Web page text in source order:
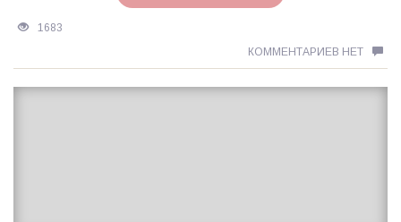
1683
КОММЕНТАРИЕВ НЕТ